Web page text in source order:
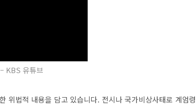
KBS 유튜브
위법적 내용을 담고 있습니다. 전시나 국가비상사태로 계엄령